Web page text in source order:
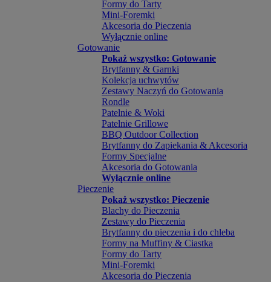
Formy do Tarty
Mini-Foremki
Akcesoria do Pieczenia
Wyłącznie online
Gotowanie
Pokaż wszystko: Gotowanie
Brytfanny & Garnki
Kolekcja uchwytów
Zestawy Naczyń do Gotowania
Rondle
Patelnie & Woki
Patelnie Grillowe
BBQ Outdoor Collection
Brytfanny do Zapiekania & Akcesoria
Formy Specjalne
Akcesoria do Gotowania
Wyłącznie online
Pieczenie
Pokaż wszystko: Pieczenie
Blachy do Pieczenia
Zestawy do Pieczenia
Brytfanny do pieczenia i do chleba
Formy na Muffiny & Ciastka
Formy do Tarty
Mini-Foremki
Akcesoria do Pieczenia